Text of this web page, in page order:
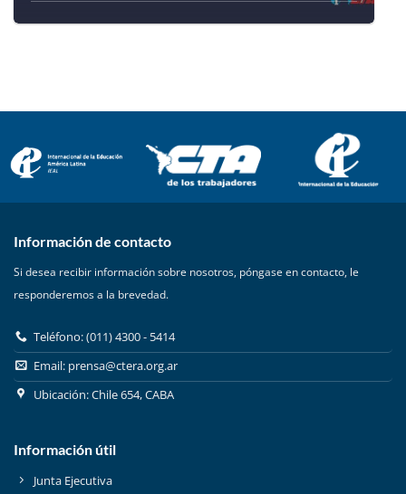
Información de contacto
Si desea recibir información sobre nosotros, póngase en contacto, le
responderemos a la brevedad.
Teléfono: (011) 4300 - 5414
Email: prensa@ctera.org.ar
Ubicación: Chile 654, CABA
Información útil
Junta Ejecutiva